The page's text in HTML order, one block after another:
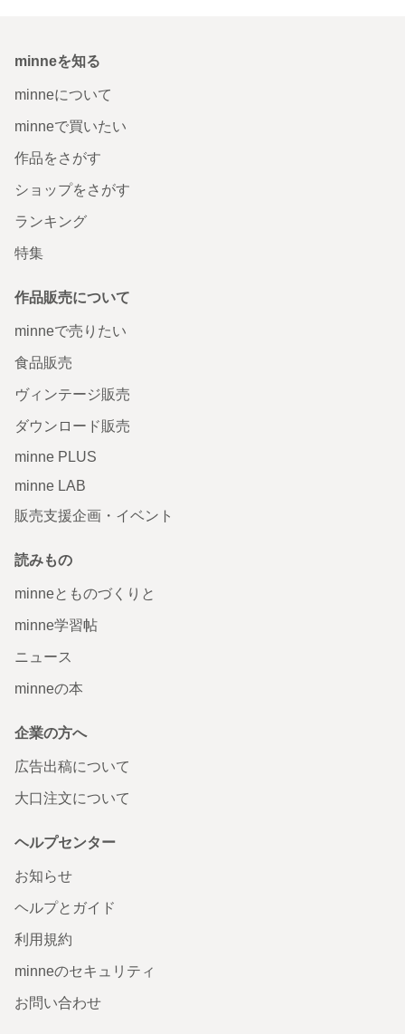
minneを知る
minneについて
minneで買いたい
作品をさがす
ショップをさがす
ランキング
特集
作品販売について
minneで売りたい
食品販売
ヴィンテージ販売
ダウンロード販売
minne PLUS
minne LAB
販売支援企画・イベント
読みもの
minneとものづくりと
minne学習帖
ニュース
minneの本
企業の方へ
広告出稿について
大口注文について
ヘルプセンター
お知らせ
ヘルプとガイド
利用規約
minneのセキュリティ
お問い合わせ